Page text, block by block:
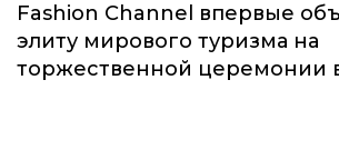
Fashion Channel впервые
элиту мирового туризма на
торжественной церемонии